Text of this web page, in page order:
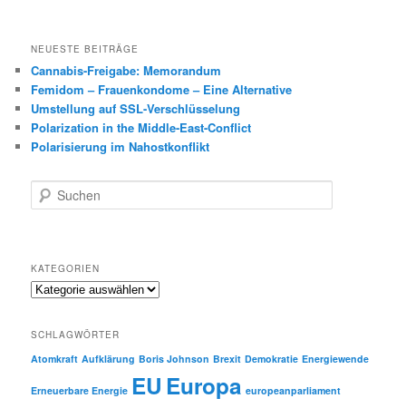
NEUESTE BEITRÄGE
Cannabis-Freigabe: Memorandum
Femidom – Frauenkondome – Eine Alternative
Umstellung auf SSL-Verschlüsselung
Polarization in the Middle-East-Conflict
Polarisierung im Nahostkonflikt
u
n
KATEGORIEN
Kategorien
SCHLAGWÖRTER
Atomkraft Aufklärung Boris Johnson Brexit Demokratie Energiewende
Erneuerbare Energie EU Europa europeanparliament